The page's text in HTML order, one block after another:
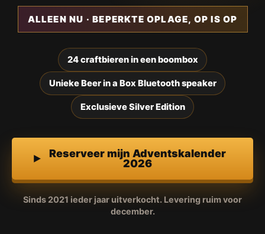
ALLEEN NU · BEPERKTE OPLAGE, OP IS OP
24 craftbieren in een boombox
Unieke Beer in a Box Bluetooth speaker
Exclusieve Silver Edition
Reserveer mijn Adventskalender
2026
Sinds 2021 ieder jaar uitverkocht. Levering ruim voor
december.